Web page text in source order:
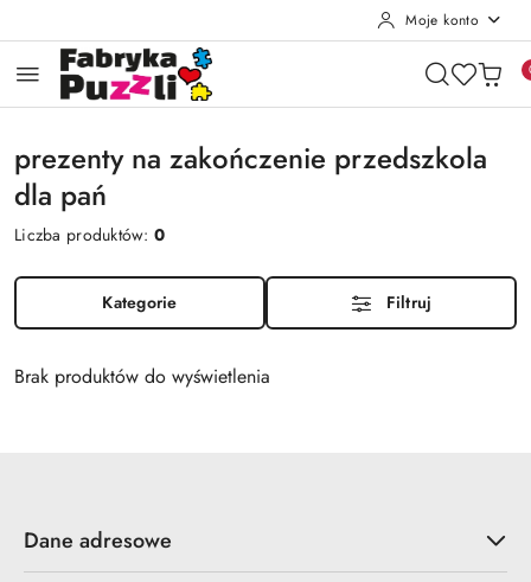
Moje konto
prezenty na zakończenie przedszkola
dla pań
Liczba produktów:0
Kategorie Filtruj
Brak produktów do wyświetlenia
Dane adresowe